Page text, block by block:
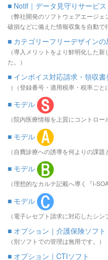
■ Notif｜データ見守りサービス
（弊社開発のソフトウェアエージ
破損などに備えた情報収集を自動で
■ カテゴリーフリーデザインの
（導入メリットをより鮮明化した
た。）
■ インボイス対応請求・領収書
（（登録番号・適用税率・税率ごと
■ モデル
（院内医療情報を上質にコントロー
■ モデル
（自費診療への誘導を何よりの課
■ モデル
（理想的なカルテ記載へ導く『i-
■ モデル
（電子レセプト請求に対応したシン
■ オプション｜介護保険ソフト
（別ソフトでの管理は無用です。）
■ オプション｜CTIソフト